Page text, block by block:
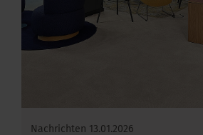
Nachrichten 13.01.2026